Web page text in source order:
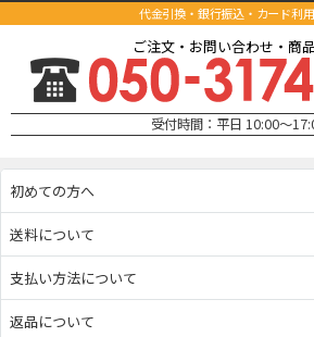
代金引換・銀行振込・カード利
ご注文・お問い合わせ・商
受付時間：平日 10:00～
初めての方へ
送料について
支払い方法について
返品について